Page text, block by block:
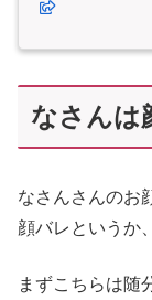
なさんは
なさんさんのお
顔バレというか
まずこちらは随